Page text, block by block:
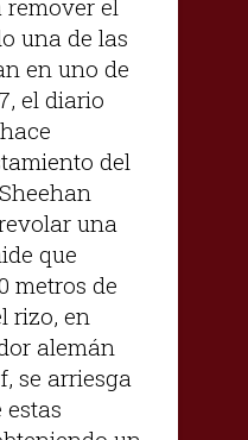
el
una de las
en uno de
el diario
del
una
que
metros de
rizo, en
alemán
se arriesga